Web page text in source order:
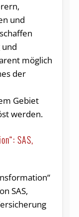
und
möglich
der
Gebiet
werden.
SAS,
SAS,